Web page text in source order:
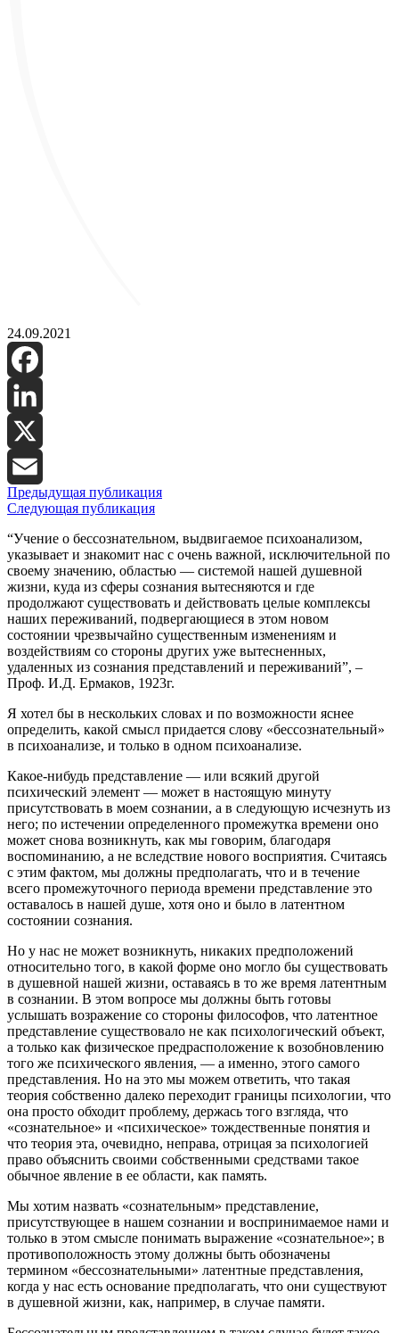
24.09.2021
Facebook
LinkedIn
X
Email
Предыдущая публикация
Следующая публикация
“Учение о бессознательном, выдвигаемое психоанализом,
указывает и знакомит нас с очень важной, исключительной по
своему значению, областью — системой нашей душевной
жизни, куда из сферы сознания вытесняются и где
продолжают существовать и действовать целые комплексы
наших переживаний, подвергающиеся в этом новом
состоянии чрезвычайно существенным изменениям и
воздействиям со стороны других уже вытесненных,
удаленных из сознания представлений и переживаний”, –
Проф. И.Д. Ермаков, 1923г.
Я хотел бы в нескольких словах и по возможности яснее
определить, какой смысл придается слову «бессознательный»
в психоанализе, и только в одном психоанализе.
Какое-нибудь представление — или всякий другой
психический элемент — может в настоящую минуту
присутствовать в моем сознании, а в следующую исчезнуть из
него; по истечении определенного промежутка времени оно
может снова возникнуть, как мы говорим, благодаря
воспоминанию, а не вследствие нового восприятия. Считаясь
с этим фактом, мы должны предполагать, что и в течение
всего промежуточного периода времени представление это
оставалось в нашей душе, хотя оно и было в латентном
состоянии сознания.
Но у нас не может возникнуть, никаких предположений
относительно того, в какой форме оно могло бы существовать
в душевной нашей жизни, оставаясь в то же время латентным
в сознании. В этом вопросе мы должны быть готовы
услышать возражение со стороны философов, что латентное
представление существовало не как психологический объект,
а только как физическое предрасположение к возобновлению
того же психического явления, — а именно, этого самого
представления. Но на это мы можем ответить, что такая
теория собственно далеко переходит границы психологии, что
она просто обходит проблему, держась того взгляда, что
«сознательное» и «психическое» тождественные понятия и
что теория эта, очевидно, неправа, отрицая за психологией
право объяснить своими собственными средствами такое
обычное явление в ее области, как память.
Мы хотим назвать «сознательным» представление,
присутствующее в нашем сознании и воспринимаемое нами и
только в этом смысле понимать выражение «сознательное»; в
противоположность этому должны быть обозначены
термином «бессознательными» латентные представления,
когда у нас есть основание предполагать, что они существуют
в душевной жизни, как, например, в случае памяти.